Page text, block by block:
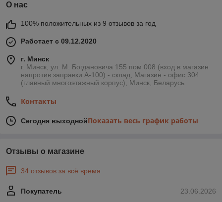
О нас
100% положительных из 9 отзывов за год
Работает с 09.12.2020
г. Минск
г. Минск, ул. М. Богдановича 155 пом 008 (вход в магазин
напротив заправки А-100) - склад, Магазин - офис 304
(главный многоэтажный корпус), Минск, Беларусь
Контакты
Сегодня выходнойПоказать весь график работы
Отзывы о магазине
34 отзывов за всё время
23.06.2026
Покупатель